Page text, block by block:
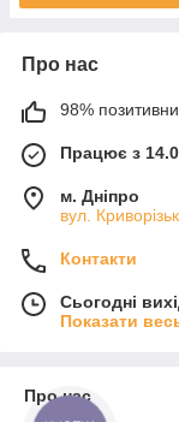
Про нас
98%
Працює з
м. Дніпро
вул.
Контакти
Сьогодні
Показати
Про нас